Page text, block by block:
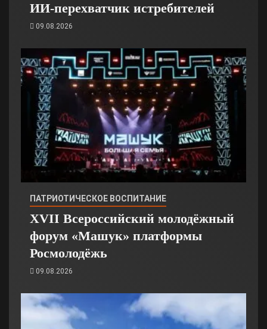
ИИ-перехватчик истребителей
09.08.2026
ПАТРИОТИЧЕСКОЕ ВОСПИТАНИЕ
XVII Всероссийский молодёжный
форум «Машук» платформы
Росмолодёжь
09.08.2026